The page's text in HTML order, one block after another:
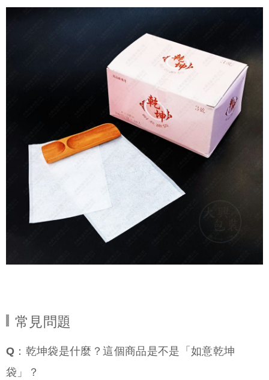
常見問題
Q：乾坤袋是什麼？這個商品是不是「如意乾坤
袋」？